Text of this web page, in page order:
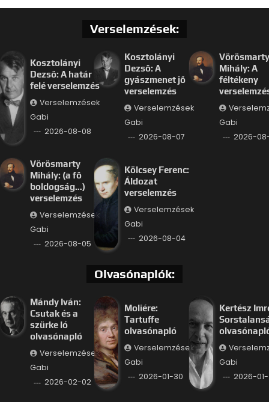
Verselemzések:
Kosztolányi
Dezső: A határ
felé verselemzés
Verselemzések
Gabi
2026-08-08
Kosztolányi
Dezső: A
gyászmenet jő
verselemzés
Verselemzések
Gabi
2026-08-07
Vörösmarty
Mihály: A
féltékeny
Gabi
2026-
Vörösmarty
Mihály: (a fő
boldogság…)
verselemzés
Verselemzések
Gabi
2026-08-05
Kölcsey Ferenc:
Áldozat
verselemzés
Verselemzések
Gabi
2026-08-04
Olvasónaplók:
Mándy Iván:
Csutak és a
szürke ló
olvasónapló
Verselemzések
Gabi
2026-02-02
Moliére:
Tartuffe
olvasónapló
Verselemzések
Gabi
2026-01-30
Kertész
Gabi
2026-